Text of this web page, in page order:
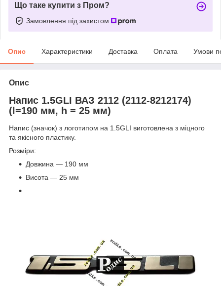
Що таке купити з Пром?
Замовлення під захистом
Опис Характеристики Доставка Оплата Умови
Опис
Напис 1.5GLI ВАЗ 2112 (2112-8212174)
(l=190 мм, h = 25 мм)
Напис (значок) з логотипом на 1.5GLI виготовлена з міцного
та якісного пластику.
Розміри:
Довжина — 190 мм
Висота — 25 мм